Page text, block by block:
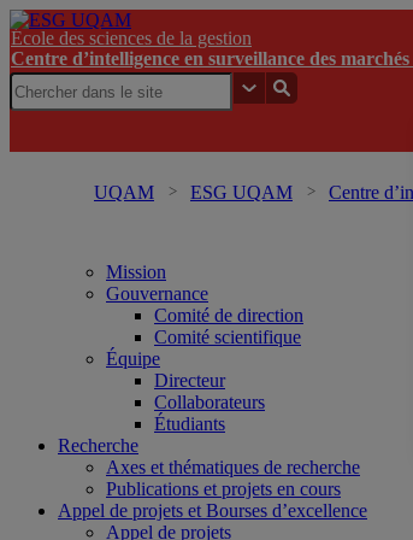
École des sciences de la gestion
Centre d’intelligence en surveillance des
UQAM ESG UQAM Centre
Mission
Gouvernance
Comité de direction
Comité scientifique
Équipe
Directeur
Collaborateurs
Étudiants
Recherche
Axes et thématiques de recherche
Publications et projets en cours
Appel de projets et Bourses d’excellence
Appel de projets